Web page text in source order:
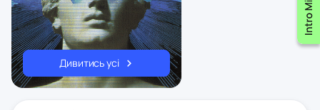
Дивитись усі